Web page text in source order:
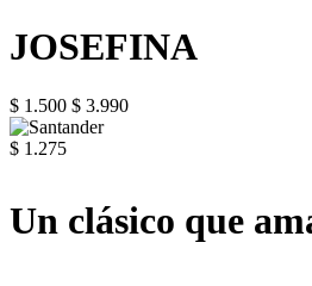
JOSEFINA
$ 1.500 $ 3.990
$ 1.275
Un clásico que